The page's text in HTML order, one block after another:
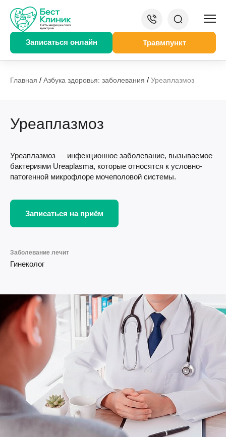
Записаться онлайн Травмпункт
Главная / Азбука здоровья: заболевания / Уреаплазмоз
Уреаплазмоз
Уреаплазмоз — инфекционное заболевание, вызываемое
бактериями Ureaplasma, которые относятся к условно-
патогенной микрофлоре мочеполовой системы.
Записаться на приём
Заболевание лечит
Гинеколог